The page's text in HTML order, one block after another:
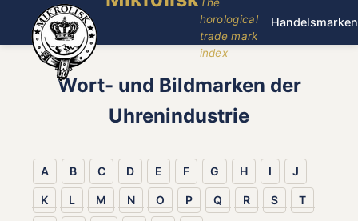
horological
trade mark
index
Handelsmarken
Wort- und Bildmarken der
Uhrenindustrie
A B C D E F G H I J
K L M N O P Q R S T